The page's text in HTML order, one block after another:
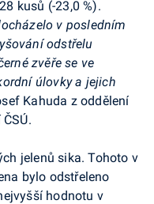
kusů (-23,0 %).
v posledním
odstřelu
zvěře se ve
úlovky a jejich
Kahuda z oddělení
jelenů sika. Tohoto v
bylo odstřeleno
hodnotu v